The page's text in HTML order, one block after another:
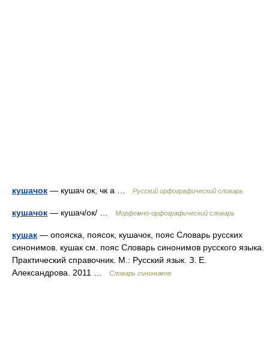
кушачок — кушач ок, чк а … Русский орфографический словарь
кушачок — кушач/ок/ … Морфемно-орфографический словарь
кушак — опояска, поясок, кушачок, пояс Словарь русских
синонимов. кушак см. пояс Словарь синонимов русского языка.
Практический справочник. М.: Русский язык. З. Е.
Александрова. 2011 …
Словарь синонимов